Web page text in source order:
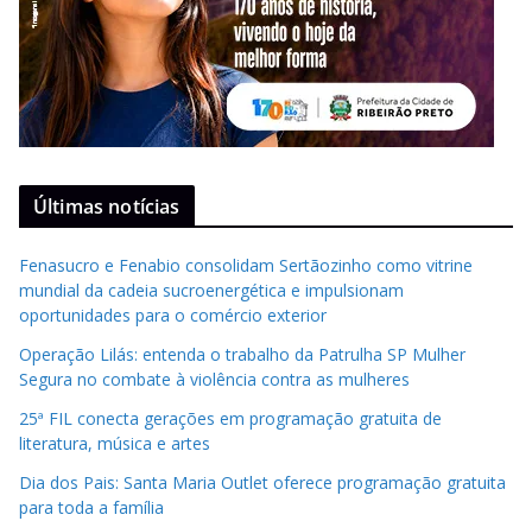
Últimas notícias
Fenasucro e Fenabio consolidam Sertãozinho como vitrine
mundial da cadeia sucroenergética e impulsionam
oportunidades para o comércio exterior
Operação Lilás: entenda o trabalho da Patrulha SP Mulher
Segura no combate à violência contra as mulheres
25ª FIL conecta gerações em programação gratuita de
literatura, música e artes
Dia dos Pais: Santa Maria Outlet oferece programação gratuita
para toda a família